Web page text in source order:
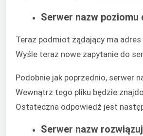
Serwer nazw poziomu
Teraz podmiot żądający ma
Wyśle teraz nowe zapytanie do
Podobnie jak poprzednio, serwer
Wewnątrz tego pliku będzie
Ostateczna odpowiedź jest
Serwer nazw